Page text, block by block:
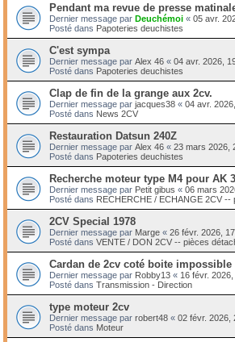
Pendant ma revue de presse
Dernier message par Deuchémoi « 05 avr.
Posté dans Papoteries deuchistes
C'est sympa
Dernier message par Alex 46 « 04 avr. 2026,
Posté dans Papoteries deuchistes
Clap de fin de la grange aux 2cv.
Dernier message par jacques38 « 04 avr.
Posté dans News 2CV
Restauration Datsun 240Z
Dernier message par Alex 46 « 23 mars 2026,
Posté dans Papoteries deuchistes
Recherche moteur type M4 pour AK
Dernier message par Petit gibus « 06 mars
Posté dans RECHERCHE / ECHANGE 2CV --
2CV Special 1978
Dernier message par Marge « 26 févr. 2026,
Posté dans VENTE / DON 2CV -- pièces
Cardan de 2cv coté boite impossible
Dernier message par Robby13 « 16 févr.
Posté dans Transmission - Direction
type moteur 2cv
Dernier message par robert48 « 02 févr. 2026,
Posté dans Moteur